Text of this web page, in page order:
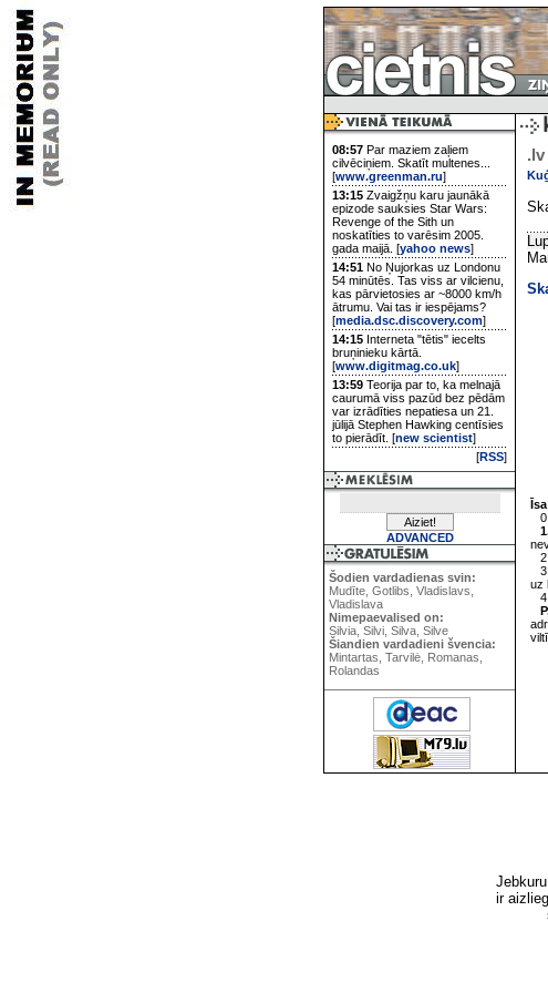
08:57 Par maziem zaļiem
cilvēciņiem. Skatīt multenes...
[www.greenman.ru]
13:15 Zvaigžņu karu jaunākā
epizode sauksies Star Wars:
Revenge of the Sith un
noskatīties to varēsim 2005.
gada maijā. [yahoo news]
14:51 No Ņujorkas uz Londonu
54 minūtēs. Tas viss ar vilcienu,
kas pārvietosies ar ~8000 km/h
ātrumu. Vai tas ir iespējams?
[media.dsc.discovery.com]
14:15 Interneta "tētis" iecelts
bruņinieku kārtā.
[www.digitmag.co.uk]
13:59 Teorija par to, ka melnajā
caurumā viss pazūd bez pēdām
var izrādīties nepatiesa un 21.
jūlijā Stephen Hawking centīsies
to pierādīt. [new scientist]
[RSS]
ADVANCED
Šodien vardadienas svin:
Mudīte, Gotlibs, Vladislavs,
Vladislava
Nimepaevalised on:
Silvia, Silvi, Silva, Silve
Šiandien vardadieni švencia:
Mintartas, Tarvilė, Romanas,
Rolandas
uz
ir